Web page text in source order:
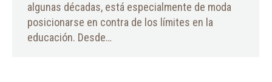
algunas décadas, está especialmente de moda
posicionarse en contra de los límites en la
educación. Desde…